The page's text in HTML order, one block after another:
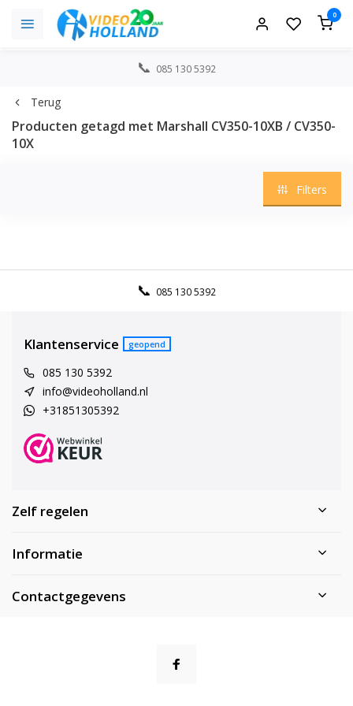
0
085 130 5392
Terug
Producten getagd met Marshall CV350-10XB / CV350-
10X
Filters
085 130 5392
Klantenservice geopend
085 130 5392
info@videoholland.nl
+31851305392
Zelf regelen
Informatie
Contactgegevens